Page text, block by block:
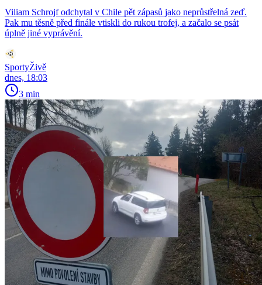
Viliam Schrojf odchytal v Chile pět zápasů jako neprůstřelná zeď.
Pak mu těsně před finále vtiskli do rukou trofej, a začalo se psát
úplně jiné vyprávění.
SportyŽivě
dnes, 18:03
3 min